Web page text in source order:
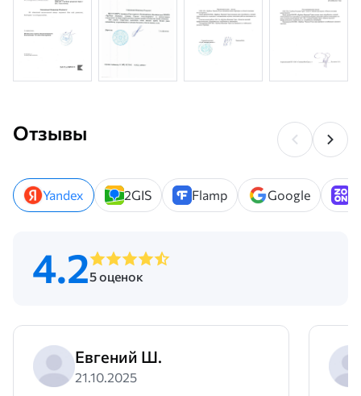
Отзывы
Yandex 2GIS Flamp Google
4.25 оценок
Евгений Ш.
21.10.2025